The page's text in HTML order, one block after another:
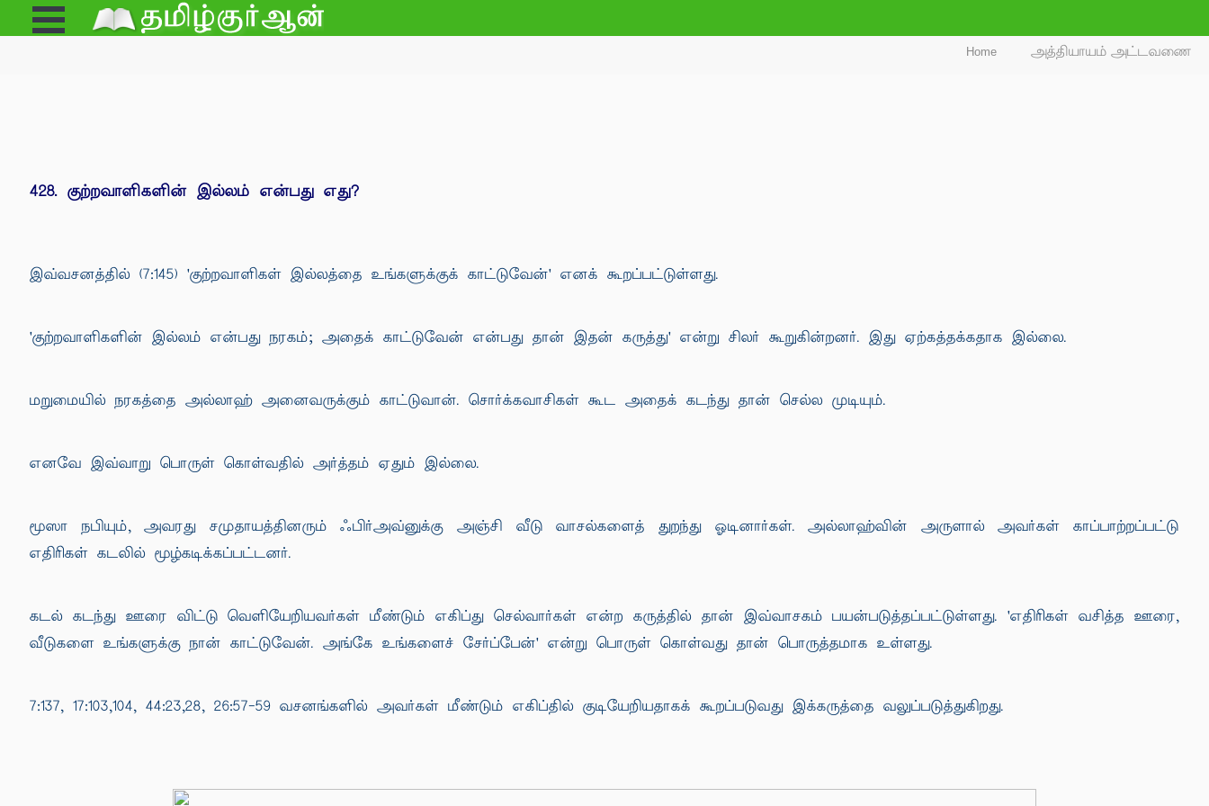
Open
Menu
Home அத்தியாயம் அட்டவணை
428. குற்றவாளிகளின் இல்லம் என்பது எது?
இவ்வசனத்தில் (7:145) 'குற்றவாளிகள் இல்லத்தை உங்களுக்குக் காட்டுவேன்' எனக் கூறப்பட்டுள்ளது.
'குற்றவாளிகளின் இல்லம் என்பது நரகம்; அதைக் காட்டுவேன் என்பது தான் இதன் கருத்து' என்று சிலர் கூறுகின்றனர். இது ஏற்கத்தக்கதாக இல்லை.
மறுமையில் நரகத்தை அல்லாஹ் அனைவருக்கும் காட்டுவான். சொர்க்கவாசிகள் கூட அதைக் கடந்து தான் செல்ல முடியும்.
எனவே இவ்வாறு பொருள் கொள்வதில் அர்த்தம் ஏதும் இல்லை.
மூஸா நபியும், அவரது சமுதாயத்தினரும் ஃபிர்அவ்னுக்கு அஞ்சி வீடு வாசல்களைத் துறந்து ஓடினார்கள். அல்லாஹ்வின் அருளால் அவர்கள் காப்பாற்றப்பட்டு
எதிரிகள் கடலில் மூழ்கடிக்கப்பட்டனர்.
கடல் கடந்து ஊரை விட்டு வெளியேறியவர்கள் மீண்டும் எகிப்து செல்வார்கள் என்ற கருத்தில் தான் இவ்வாசகம் பயன்படுத்தப்பட்டுள்ளது. 'எதிரிகள் வசித்த ஊரை,
வீடுகளை உங்களுக்கு நான் காட்டுவேன். அங்கே உங்களைச் சேர்ப்பேன்' என்று பொருள் கொள்வது தான் பொருத்தமாக உள்ளது.
7:137, 17:103,104, 44:23,28, 26:57-59 வசனங்களில் அவர்கள் மீண்டும் எகிப்தில் குடியேறியதாகக் கூறப்படுவது இக்கருத்தை வலுப்படுத்துகிறது.